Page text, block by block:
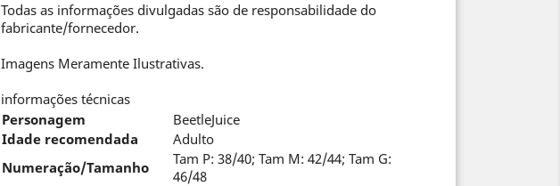
Todas as informações divulgadas são de responsabilidade do
fabricante/fornecedor.
Imagens Meramente Ilustrativas.
informações técnicas
Personagem
BeetleJuice
Idade recomendada
Adulto
Numeração/Tamanho
Tam P: 38/40; Tam M: 42/44; Tam G:
46/48